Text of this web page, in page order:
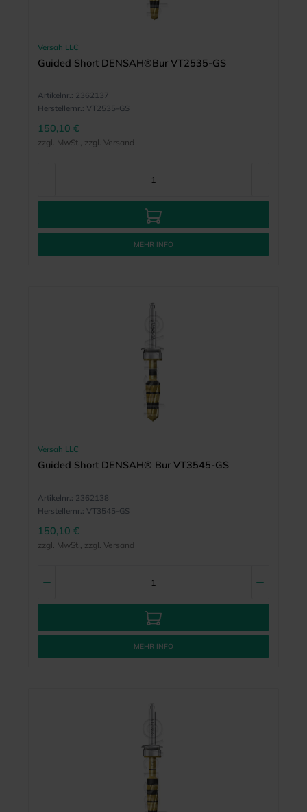
Versah LLC
Guided Short DENSAH®Bur VT2535-GS
Artikelnr.: 2362137
Herstellernr.: VT2535-GS
150,10 €
zzgl. MwSt., zzgl. Versand
MEHR INFO
Versah LLC
Guided Short DENSAH® Bur VT3545-GS
Artikelnr.: 2362138
Herstellernr.: VT3545-GS
150,10 €
zzgl. MwSt., zzgl. Versand
MEHR INFO